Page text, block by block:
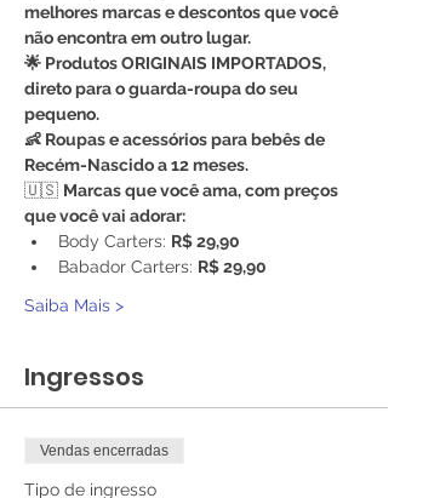
melhores marcas e descontos que você
não encontra em outro lugar.
🌟 Produtos ORIGINAIS IMPORTADOS,
direto para o guarda-roupa do seu
pequeno.
👶 Roupas e acessórios para bebês de
Recém-Nascido a 12 meses.
🇺🇸 Marcas que você ama, com preços
que você vai adorar:
Body Carters: R$ 29,90
Babador Carters: R$ 29,90
Saiba Mais >
Ingressos
Vendas encerradas
Tipo de ingresso